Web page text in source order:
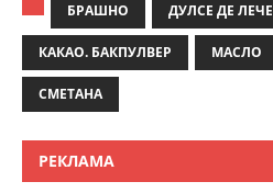
БРАШНО ДУЛСЕ ДЕ ЛЕЧЕ
КАКАО. БАКПУЛВЕР МАСЛО
СМЕТАНА
РЕКЛАМА